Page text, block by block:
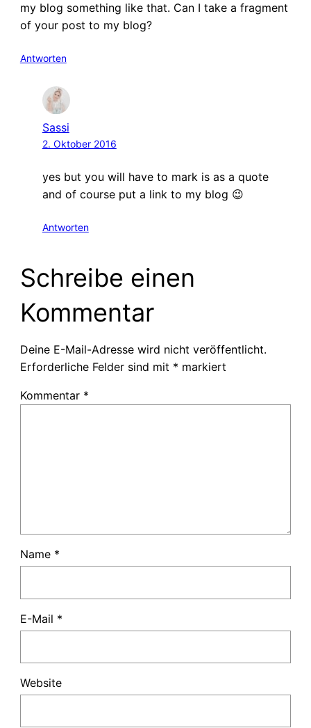
my blog something like that. Can I take a fragment
of your post to my blog?
Antworten
Sassi
2. Oktober 2016
yes but you will have to mark is as a quote
and of course put a link to my blog 😉
Antworten
Schreibe einen
Kommentar
Deine E-Mail-Adresse wird nicht veröffentlicht.
Erforderliche Felder sind mit * markiert
Kommentar *
Name *
E-Mail *
Website